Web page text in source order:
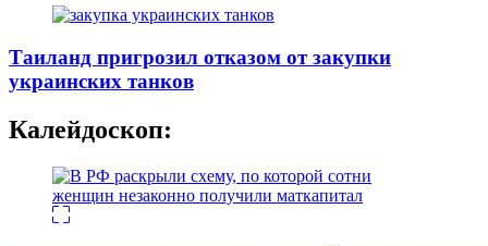
Таиланд пригрозил отказом от закупки
украинских танков
Калейдоскоп: